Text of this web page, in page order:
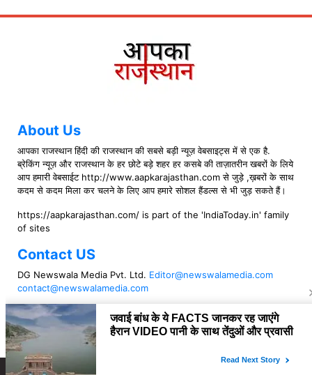
About Us
आपका राजस्थान हिंदी की राजस्थान की सबसे बड़ी न्यूज़ वेबसाइट्स में से एक है.
ब्रेकिंग न्यूज़ और राजस्थान के हर छोटे बड़े शहर हर कसबे की ताज़ातरीन खबरों के लिये
आप हमारी वेबसाईट http://www.aapkarajasthan.com से जुड़े ,ख़बरों के साथ
कदम से कदम मिला कर चलने के लिए आप हमारे सोशल हैंडल्स से भी जुड़ सकते हैं।
https://aapkarajasthan.com/ is part of the 'IndiaToday.in' family
of sites
Contact US
DG Newswala Media Pvt. Ltd. Editor@newswalamedia.com
contact@newswalamedia.com
Follow US